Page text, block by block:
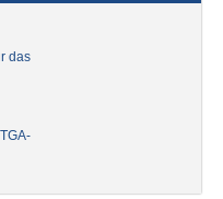
das